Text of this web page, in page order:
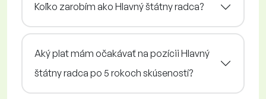
Koľko zarobím ako Hlavný štátny radca?
Aký plat mám očakávať na pozícii Hlavný
štátny radca po 5 rokoch skúseností?